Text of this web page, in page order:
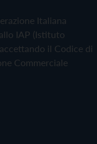
Italiana
IAP (Istituto
il Codice di
Commerciale